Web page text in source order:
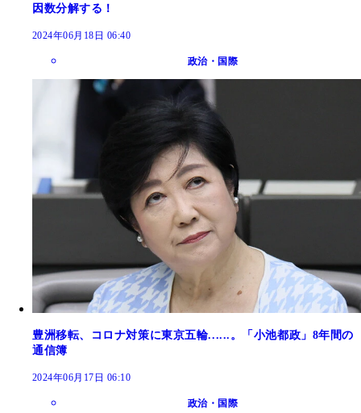
因数分解する！
2024年06月18日 06:40
政治・国際
豊洲移転、コロナ対策に東京五輪......。「小池都政」8年間の
通信簿
2024年06月17日 06:10
政治・国際